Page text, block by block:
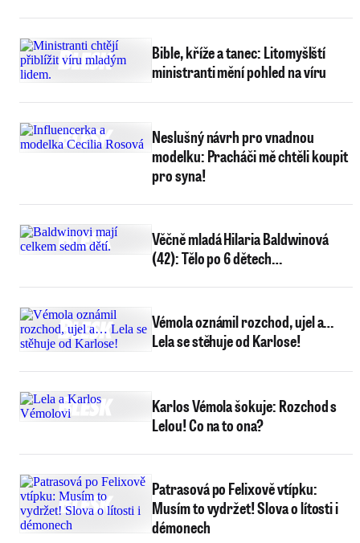
Bible, kříže a tanec: Litomyšlští
ministranti mění pohled na víru
Neslušný návrh pro vnadnou
modelku: Pracháči mě chtěli koupit
pro syna!
Věčně mladá Hilaria Baldwinová
(42): Tělo po 6 dětech…
Vémola oznámil rozchod, ujel a…
Lela se stěhuje od Karlose!
Karlos Vémola šokuje: Rozchod s
Lelou! Co na to ona?
Patrasová po Felixově vtípku:
Musím to vydržet! Slova o lítosti i
démonech